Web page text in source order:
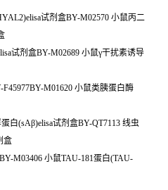
试剂盒BY-M02570 小鼠丙二
试剂盒BY-M02689 小鼠γ干扰素诱导
F45977BY-M01620 小鼠类胰蛋白酶
白(sAβ)elisa试剂盒BY-QT7113 线虫
盒
M03406 小鼠TAU-181蛋白(TAU-